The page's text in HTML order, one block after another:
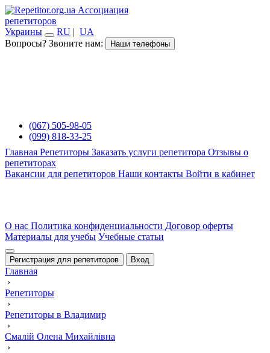
Ассоциация
репетиторов
Украины
RU | UA
Вопросы? Звоните нам:
Наши телефоны
(067) 505-98-05
(099) 818-33-25
Главная Репетиторы Заказать услуги репетитора Отзывы о
репетиторах
Вакансии для репетиторов Наши контакты Войти в кабинет
О нас Политика конфиденциальности Договор оферты
Материалы для учебы Учебные статьи
Регистрация для репетиторов Вход
Главная
›
Репетиторы
›
Репетиторы в Владимир
›
Смалій Олена Михайлівна
›